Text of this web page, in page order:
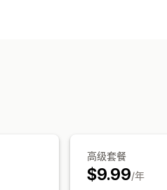
高级套餐
$9.99/年